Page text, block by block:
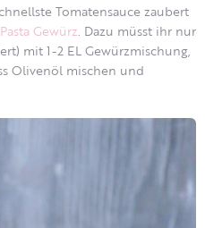
Tomatensauce zaubert
Gewürz. Dazu müsst ihr nur
mit 1-2 EL Gewürzmischung,
Olivenöl mischen und